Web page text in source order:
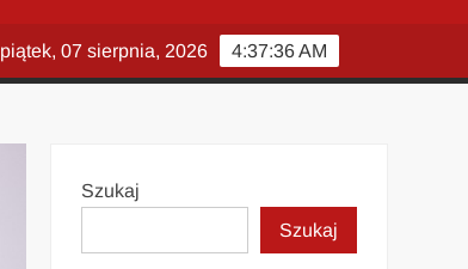
4:37:37 AM
piątek, 07 sierpnia, 2026
Szukaj
Szukaj